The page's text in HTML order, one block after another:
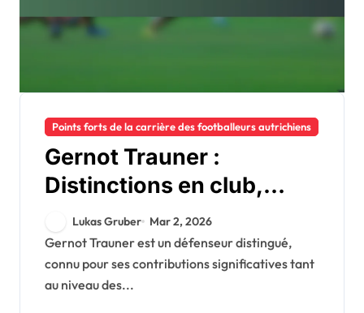
Points forts de la carrière des footballeurs autrichiens
Gernot Trauner :
Distinctions en club,
Sélections
internationales,
Performances
remarquables
Lukas Gruber Mar 2, 2026
Gernot Trauner est un défenseur distingué,
connu pour ses contributions significatives tant
au niveau des...